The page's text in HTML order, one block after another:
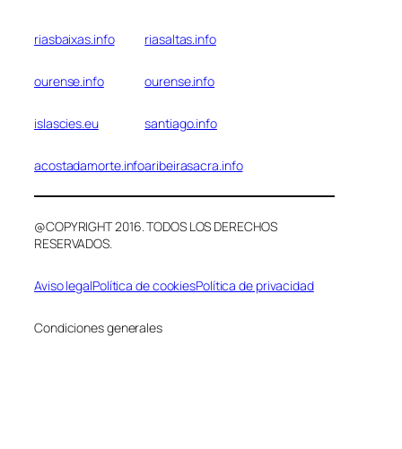
riasbaixas.info riasaltas.info
ourense.info ourense.info
islascies.eu santiago.info
acostadamorte.infoaribeirasacra.info
@COPYRIGHT 2016. TODOS LOS DERECHOS
RESERVADOS.
Aviso legalPolítica de cookiesPolítica de privacidad
Condiciones generales